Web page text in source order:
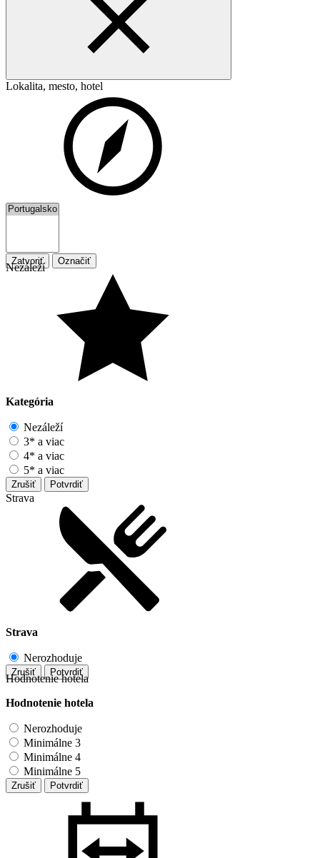
Lokalita, mesto, hotel
Zatvoriť Označiť
Nezáleží
Kategória
Nezáleží
3* a viac
4* a viac
5* a viac
Zrušiť Potvrdiť
Strava
Strava
Nerozhoduje
Zrušiť Potvrdiť
Hodnotenie hotela
Hodnotenie hotela
Nerozhoduje
Minimálne 3
Minimálne 4
Minimálne 5
Zrušiť Potvrdiť